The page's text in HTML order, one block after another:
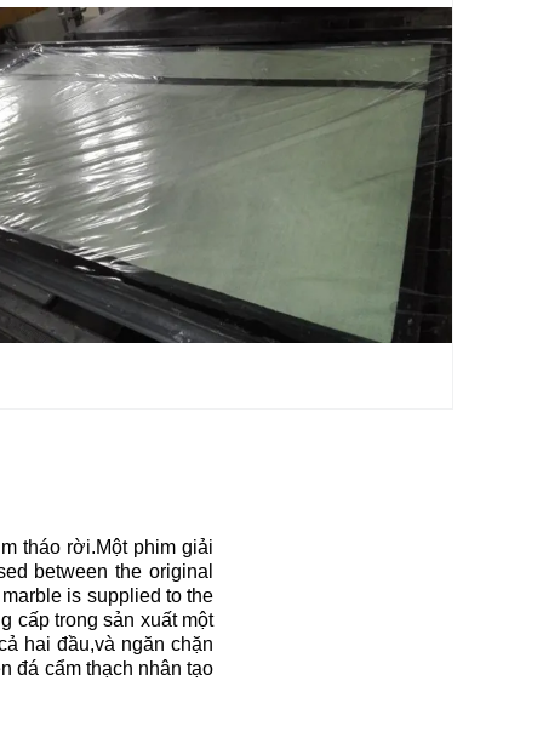
tháo rời.Một phim giải
between the original
is supplied to the
cấp trong sản xuất một
hai đầu,và ngăn chặn
đá cẩm thạch nhân tạo